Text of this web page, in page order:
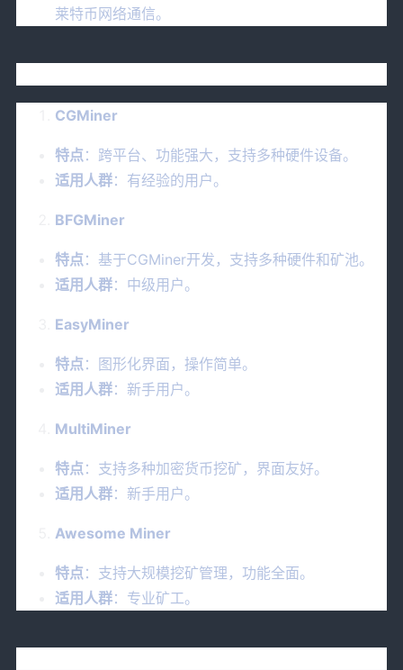
莱特币网络通信。
CGMiner
特点 ：跨平台、功能强大，支持多种硬件设备。
适用人群：有经验的用户。
BFGMiner
特点 ：基于CGMiner开发，支持多种硬件和矿池。
适用人群：中级用户。
EasyMiner
特点 ：图形化界面，操作简单。
适用人群：新手用户。
MultiMiner
特点 ：支持多种加密货币挖矿，界面友好。
适用人群：新手用户。
Awesome Miner
特点 ：支持大规模挖矿管理，功能全面。
适用人群：专业矿工。